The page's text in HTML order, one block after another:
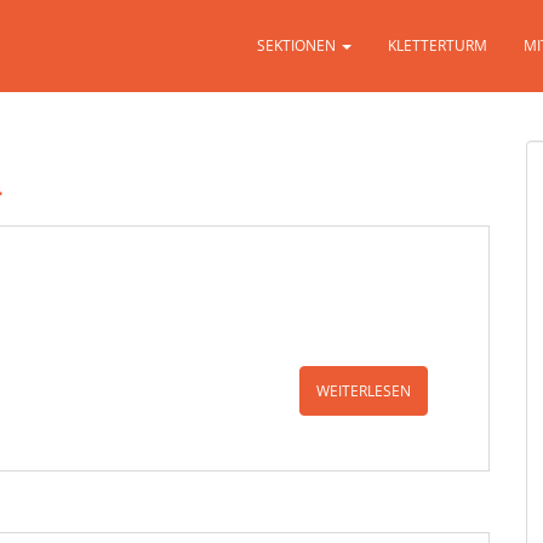
SEKTIONEN KLETTERTURM
WEITERLESEN